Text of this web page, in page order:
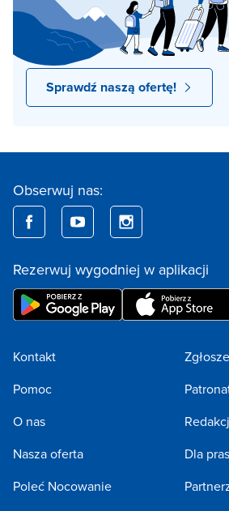
Sprawdź naszą ofertę!
Obserwuj nas:
Rezerwuj wygodniej w aplikacji
Kontakt
Pomoc
O nas
Nasza oferta
Poleć Nocowanie
Dla